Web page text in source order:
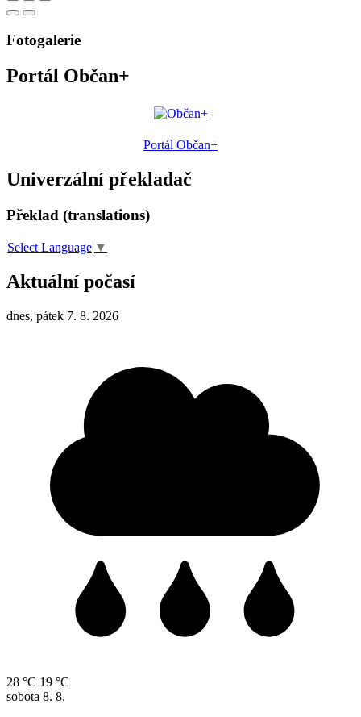
Fotogalerie
Portál Občan+
Portál Občan+
Univerzální překladač
Překlad (translations)
Select Language ▼
Aktuální počasí
dnes, pátek 7. 8. 2026
28 °C 19 °C
sobota 8. 8.